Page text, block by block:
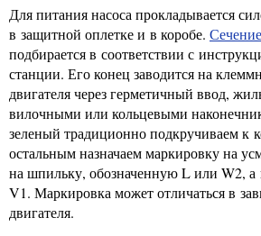
Для питания насоса прокладывается
в защитной оплетке и в коробе. Сечение
подбирается в соответствии с
станции. Его конец заводится на
двигателя через герметичный ввод,
вилочными или кольцевыми
зеленый традиционно подкручиваем к
остальным назначаем маркировку на
на шпильку, обозначенную L или W2,
V1. Маркировка может отличаться в
двигателя.